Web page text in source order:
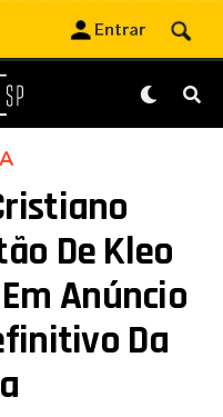
De Kleo
Anúncio
Da